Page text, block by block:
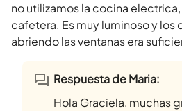
no utilizamos la cocina
cafetera. Es muy luminoso y los
abriendo las ventanas era
Respuesta de Maria:
Hola Graciela, muchas